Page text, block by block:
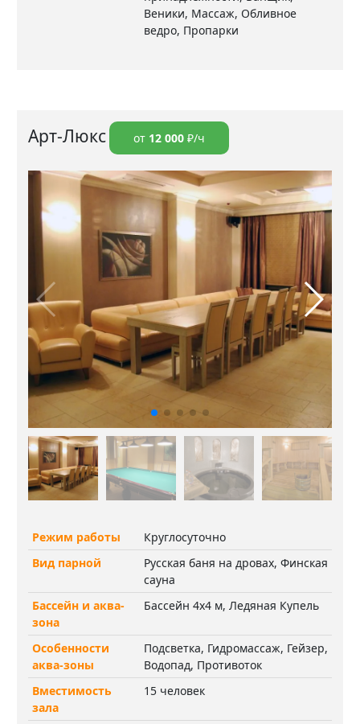
Веники, Массаж, Обливное
ведро, Пропарки
Арт-Люкс от 12 000 ₽/ч
Режим работы
Круглосуточно
Вид парной
Русская баня на дровах, Финская
сауна
Бассейн и аква-
зона
Бассейн 4х4 м, Ледяная Купель
Особенности
аква-зоны
Подсветка, Гидромассаж, Гейзер,
Водопад, Противоток
Вместимость
зала
15 человек